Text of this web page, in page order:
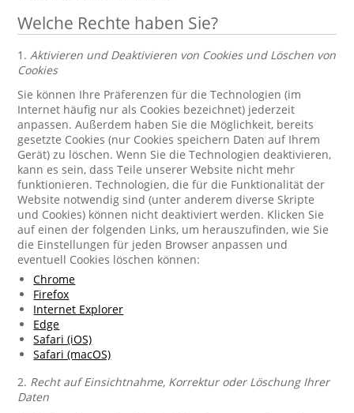
Welche Rechte haben Sie?
1.Aktivieren und Deaktivieren von Cookies und Löschen von
Cookies
Sie können Ihre Präferenzen für die Technologien (im
Internet häufig nur als Cookies bezeichnet) jederzeit
anpassen. Außerdem haben Sie die Möglichkeit, bereits
gesetzte Cookies (nur Cookies speichern Daten auf Ihrem
Gerät) zu löschen. Wenn Sie die Technologien deaktivieren,
kann es sein, dass Teile unserer Website nicht mehr
funktionieren. Technologien, die für die Funktionalität der
Website notwendig sind (unter anderem diverse Skripte
und Cookies) können nicht deaktiviert werden. Klicken Sie
auf einen der folgenden Links, um herauszufinden, wie Sie
die Einstellungen für jeden Browser anpassen und
eventuell Cookies löschen können:
Chrome
Firefox
Internet Explorer
Edge
Safari (iOS)
Safari (macOS)
2. Recht auf Einsichtnahme, Korrektur oder Löschung Ihrer
Daten